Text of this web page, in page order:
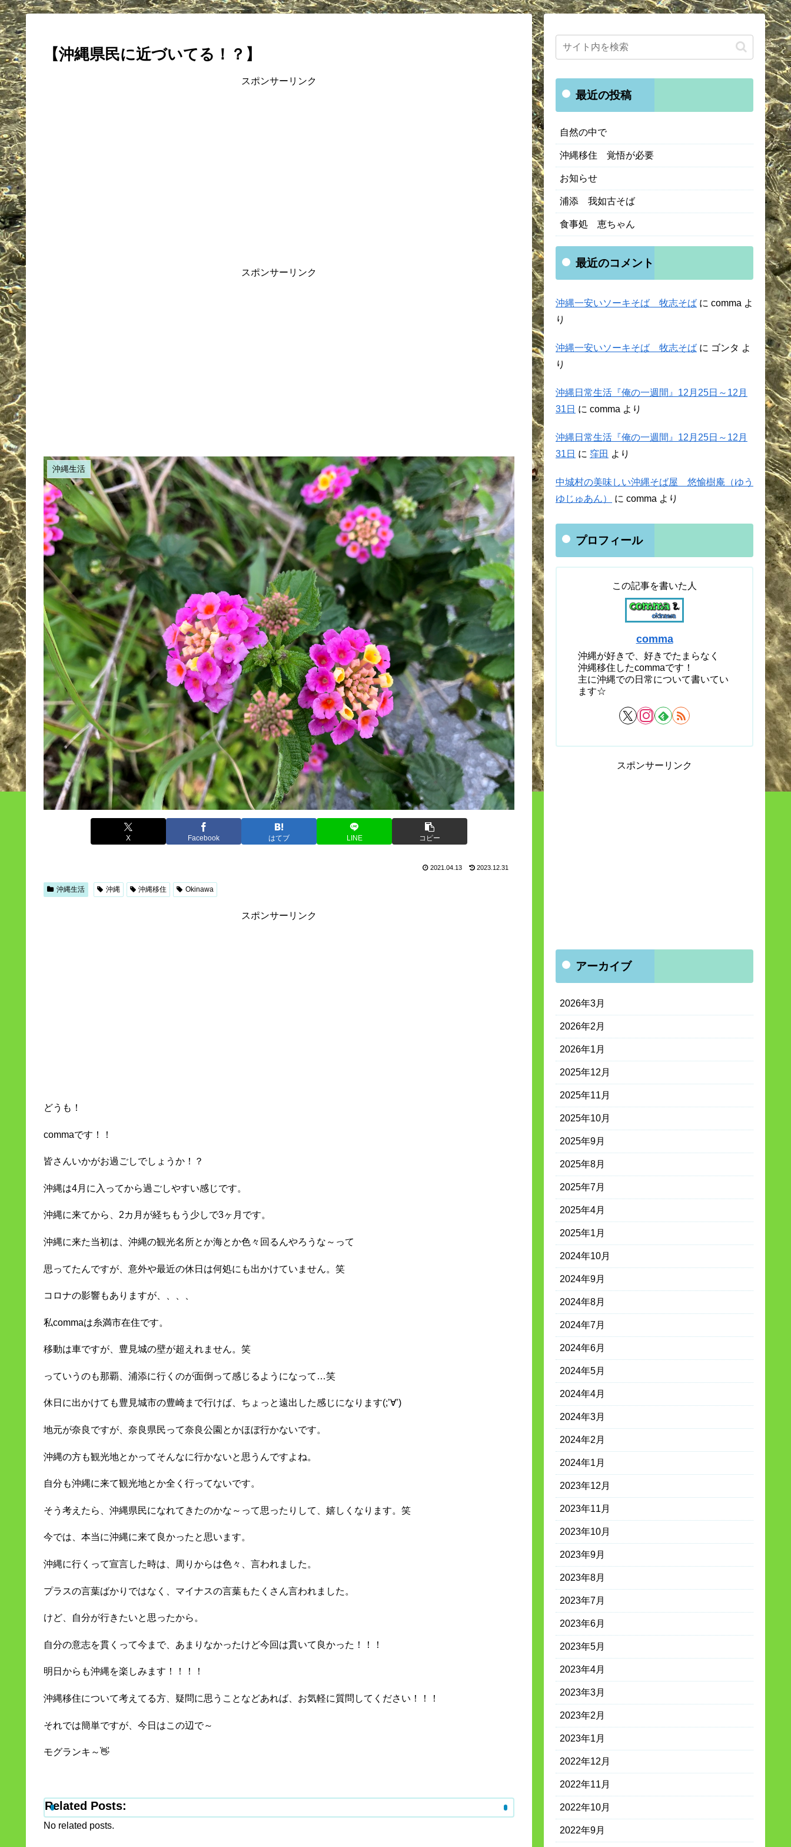
【沖縄県民に近づいてる！？】
スポンサーリンク
スポンサーリンク
沖縄生活
X Facebook はてブ LINE コピー
2021.04.13 2023.12.31
沖縄生活 沖縄 沖縄移住 Okinawa
スポンサーリンク
どうも！
commaです！！
皆さんいかがお過ごしでしょうか！？
沖縄は4月に入ってから過ごしやすい感じです。
沖縄に来てから、2カ月が経ちもう少しで3ヶ月です。
沖縄に来た当初は、沖縄の観光名所とか海とか色々回るんやろうな～って
思ってたんですが、意外や最近の休日は何処にも出かけていません。笑
コロナの影響もありますが、、、、
私commaは糸満市在住です。
移動は車ですが、豊見城の壁が超えれません。笑
っていうのも那覇、浦添に行くのが面倒って感じるようになって…笑
休日に出かけても豊見城市の豊崎まで行けば、ちょっと遠出した感じになります(;’∀’)
地元が奈良ですが、奈良県民って奈良公園とかほぼ行かないです。
沖縄の方も観光地とかってそんなに行かないと思うんですよね。
自分も沖縄に来て観光地とか全く行ってないです。
そう考えたら、沖縄県民になれてきたのかな～って思ったりして、嬉しくなります。笑
今では、本当に沖縄に来て良かったと思います。
沖縄に行くって宣言した時は、周りからは色々、言われました。
プラスの言葉ばかりではなく、マイナスの言葉もたくさん言われました。
けど、自分が行きたいと思ったから。
自分の意志を貫くって今まで、あまりなかったけど今回は貫いて良かった！！！
明日からも沖縄を楽しみます！！！！
沖縄移住について考えてる方、疑問に思うことなどあれば、お気軽に質問してください！！！
それでは簡単ですが、今日はこの辺で～
モグランキ～👋
Related Posts:
No related posts.
最近の投稿
自然の中で
沖縄移住 覚悟が必要
お知らせ
浦添 我如古そば
食事処 恵ちゃん
最近のコメント
沖縄一安いソーキそば 牧志そば に comma よ
り
沖縄一安いソーキそば 牧志そば に ゴンタ よ
り
沖縄日常生活『俺の一週間』12月25日～12月
31日 に comma より
沖縄日常生活『俺の一週間』12月25日～12月
31日 に 窪田 より
中城村の美味しい沖縄そば屋 悠愉樹庵（ゆう
ゆじゅあん）
に comma より
プロフィール
この記事を書いた人
comma
沖縄が好きで、好きでたまらなく
沖縄移住したcommaです！
主に沖縄での日常について書いてい
ます☆
スポンサーリンク
アーカイブ
2026年3月
2026年2月
2026年1月
2025年12月
2025年11月
2025年10月
2025年9月
2025年8月
2025年7月
2025年4月
2025年1月
2024年10月
2024年9月
2024年8月
2024年7月
2024年6月
2024年5月
2024年4月
2024年3月
2024年2月
2024年1月
2023年12月
2023年11月
2023年10月
2023年9月
2023年8月
2023年7月
2023年6月
2023年5月
2023年4月
2023年3月
2023年2月
2023年1月
2022年12月
2022年11月
2022年10月
2022年9月